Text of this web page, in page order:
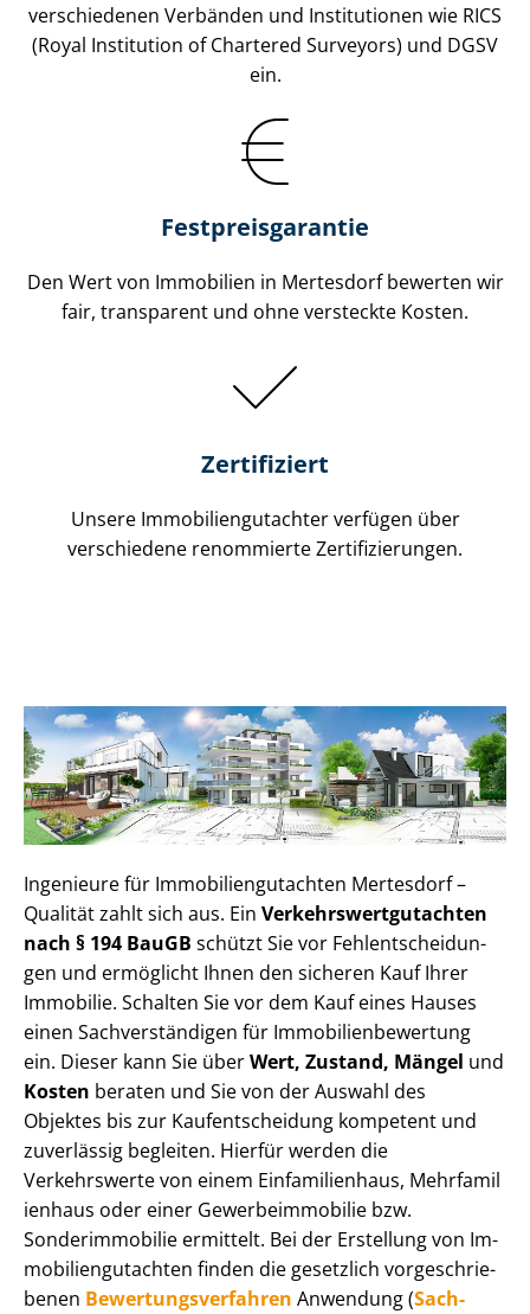
verschiedenen Verbänden und Institutionen wie RICS
(Royal Institution of Chartered Surveyors) und DGSV
ein.
Festpreis​garantie
Den Wert von Immobilien in Mertesdorf bewerten wir
fair, transparent und ohne versteckte Kosten.
Zertifiziert
Unsere Immobilien­gutachter verfügen über
verschiedene renommierte Zer­ti­fi­zie­run­gen.
Ingenieure für Im­mo­bi­li­en­gut­ach­ten Mertesdorf –
Qualität zahlt sich aus. Ein Ver­kehrs­wert­gut­ach­ten
nach § 194 BauGB schützt Sie vor Fehl­ent­schei­dun­
gen und ermöglicht Ihnen den sicheren Kauf Ihrer
Immobilie. Schalten Sie vor dem Kauf eines Hauses
einen Sach­ver­stän­di­gen für Im­mo­bi­li­en­be­wer­tung
ein. Dieser kann Sie überWert, Zustand, Mängel und
Kosten beraten und Sie von der Auswahl des
Objektes bis zur Kauf­ent­schei­dung kompetent und
zuverlässig begleiten. Hierfür werden die
Verkehrswerte von einem Einfamilienhaus, Mehr­fa­mi­l
i­en­haus oder einer Ge­wer­be­im­mo­bi­lie bzw.
Sonderimmobilie ermittelt. Bei der Erstellung von Im­
mo­bi­li­en­gut­ach­ten finden die gesetzlich vor­ge­schrie­
be­nen Be­wer­tungs­ver­fah­ren Anwendung (Sach­